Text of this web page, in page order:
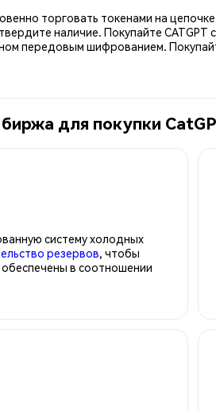
торговать токенами на
наличие. Покупайте
передовым шифрованием.
для покупки
систему холодных
резервов, чтобы
в соотношении